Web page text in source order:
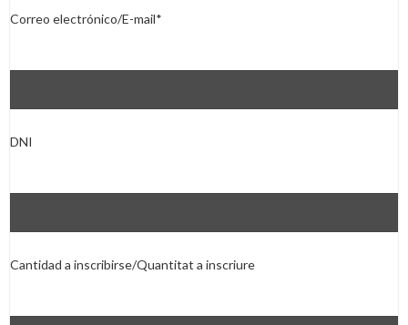
Correo electrónico/E-mail*
DNI
Cantidad a inscribirse/Quantitat a inscriure